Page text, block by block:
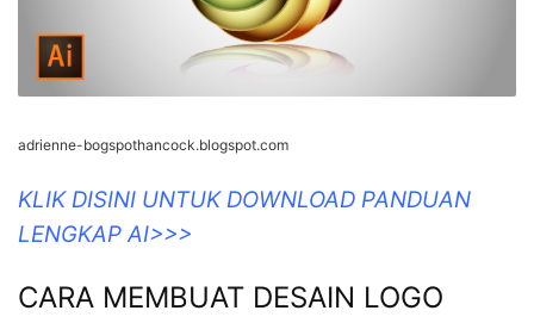
adrienne-bogspothancock.blogspot.com
KLIK DISINI UNTUK DOWNLOAD PANDUAN
LENGKAP AI>>>
CARA MEMBUAT DESAIN LOGO